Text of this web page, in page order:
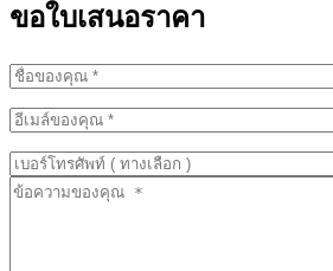
ขอใบเสนอราคา